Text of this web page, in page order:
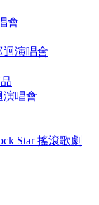
會
迴演唱會
演唱會
Star 搖滾歌劇